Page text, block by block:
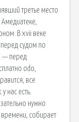
третье место
В xvii веке
судом по
— перед
odo,
все
нас есть.
нужно
времени, собирает